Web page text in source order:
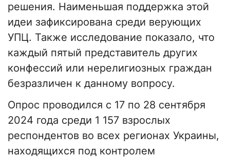
решения. Наименьшая поддержка этой
идеи зафиксирована среди верующих
УПЦ. Также исследование показало, что
каждый пятый представитель других
конфессий или нерелигиозных граждан
безразличен к данному вопросу.
Опрос проводился с 17 по 28 сентября
2024 года среди 1 157 взрослых
респондентов во всех регионах Украины,
находящихся под контролем